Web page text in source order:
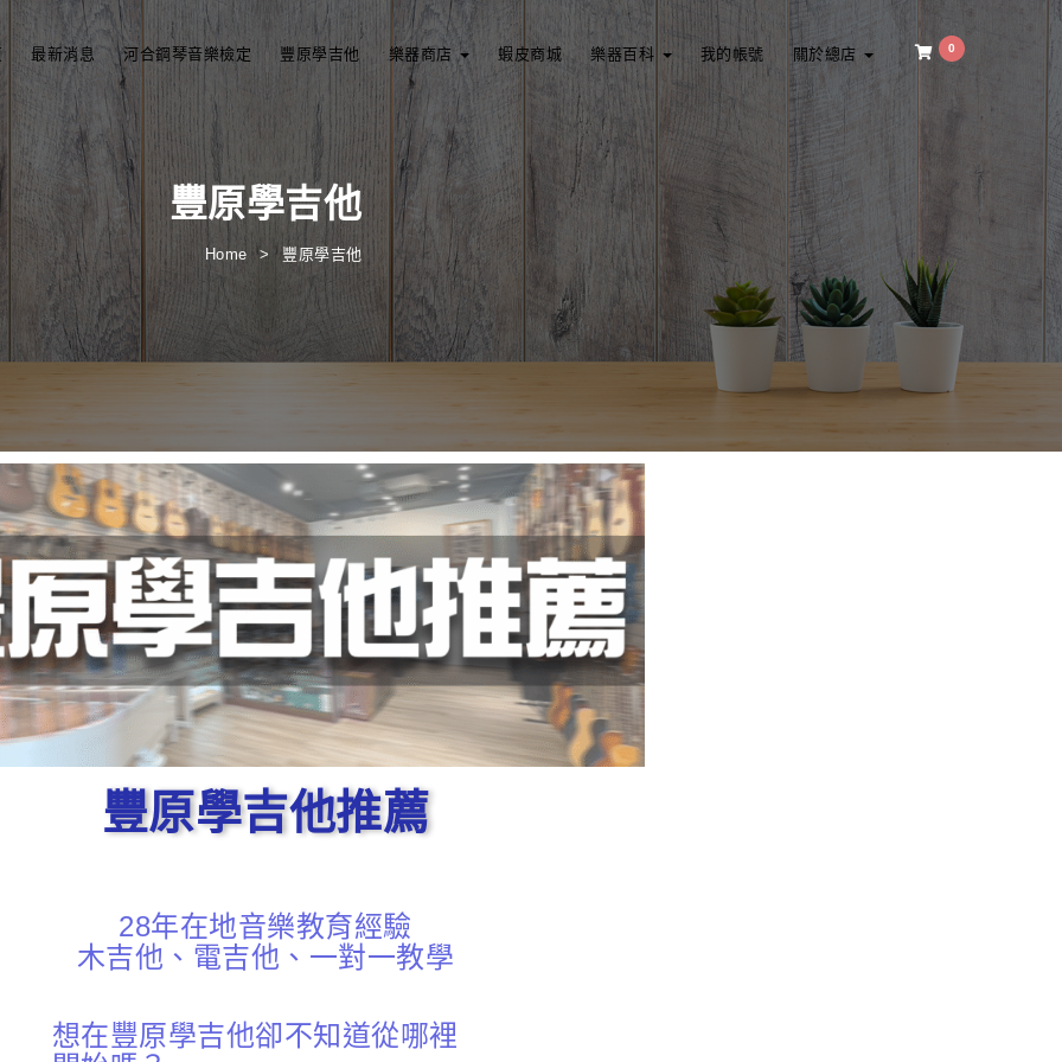
0
最新消息 河合鋼琴音樂檢定 豐原學吉他 樂器商店 蝦皮商城 樂器百科 我的帳號 關於總店
豐原學吉他
Home 豐原學吉他
豐原學吉他推薦
28年在地音樂教育經驗
木吉他、電吉他、一對一教學
想在豐原學吉他卻不知道從哪裡